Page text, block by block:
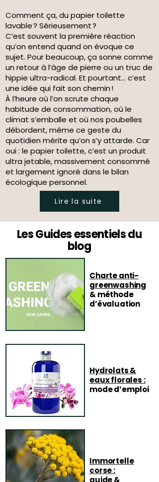
Comment ça, du papier toilette
lavable ? Sérieusement ?
C’est souvent la première réaction
qu’on entend quand on évoque ce
sujet. Pour beaucoup, ça sonne comme
un retour à l’âge de pierre ou un truc de
hippie ultra-radical. Et pourtant… c’est
une idée qui fait son chemin !
À l’heure où l’on scrute chaque
habitude de consommation, où le
climat s’emballe et où nos poubelles
débordent, même ce geste du
quotidien mérite qu’on s’y attarde. Car
oui : le papier toilette, c’est un produit
ultra jetable, massivement consommé
et largement ignoré dans le bilan
écologique personnel.
Lire la suite
Les Guides essentiels du
blog
Charte anti-
greenwashing
& méthode
d’évaluation
Hydrolats &
eaux florales :
mode d’emploi
Immortelle
corse :
guide &